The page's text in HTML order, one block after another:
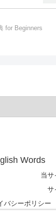
for Beginners
Words
当サ
サ
バシーポリシー